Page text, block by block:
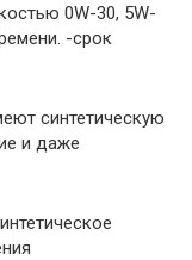
0W-30, 5W-
-срок
синтетическую
и даже